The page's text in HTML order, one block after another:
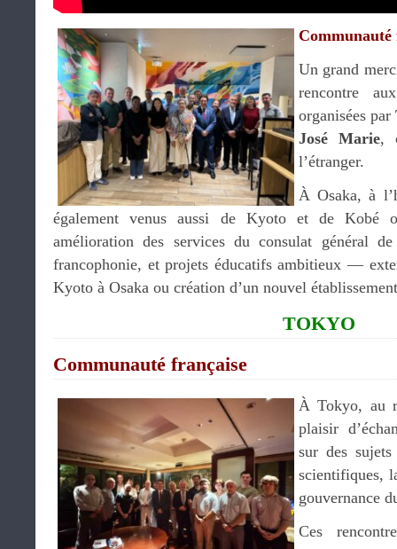
Communauté
Un grand
rencontre
organisées par
José Marie,
l’étranger.
À Osaka, à
également venus aussi de Kyoto et de Kobé
amélioration des services du consulat général
francophonie, et projets éducatifs ambitieux —
Kyoto à Osaka ou création d’un nouvel
TOKYO
Communauté française
À Tokyo, au
plaisir
sur des sujets
scientifiques,
gouvernance
Ces